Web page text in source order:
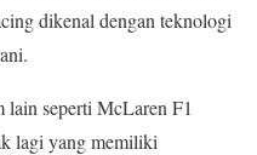
dikenal dengan teknologi
seperti McLaren F1
lagi yang memiliki